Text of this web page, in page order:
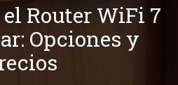
Router WiFi 7
Opciones y